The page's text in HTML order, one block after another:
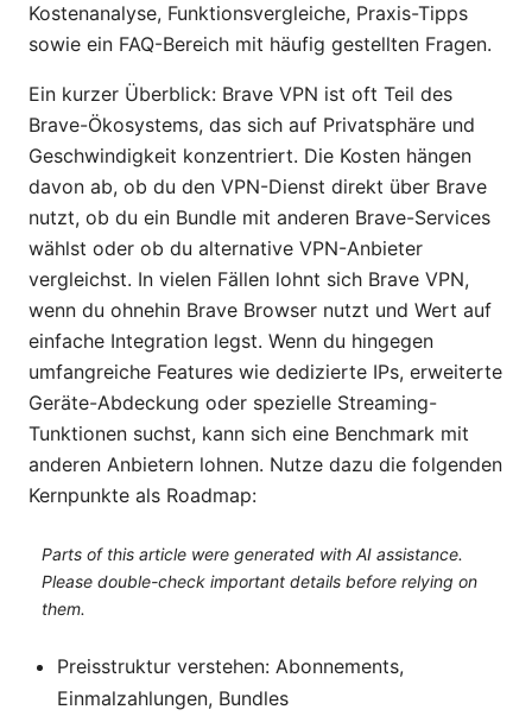
Kostenanalyse, Funktionsvergleiche, Praxis-Tipps
sowie ein FAQ-Bereich mit häufig gestellten Fragen.
Ein kurzer Überblick: Brave VPN ist oft Teil des
Brave-Ökosystems, das sich auf Privatsphäre und
Geschwindigkeit konzentriert. Die Kosten hängen
davon ab, ob du den VPN-Dienst direkt über Brave
nutzt, ob du ein Bundle mit anderen Brave-Services
wählst oder ob du alternative VPN-Anbieter
vergleichst. In vielen Fällen lohnt sich Brave VPN,
wenn du ohnehin Brave Browser nutzt und Wert auf
einfache Integration legst. Wenn du hingegen
umfangreiche Features wie dedizierte IPs, erweiterte
Geräte-Abdeckung oder spezielle Streaming-
Tunktionen suchst, kann sich eine Benchmark mit
anderen Anbietern lohnen. Nutze dazu die folgenden
Kernpunkte als Roadmap:
Parts of this article were generated with AI assistance.
Please double-check important details before relying on
them.
Preisstruktur verstehen: Abonnements,
Einmalzahlungen, Bundles